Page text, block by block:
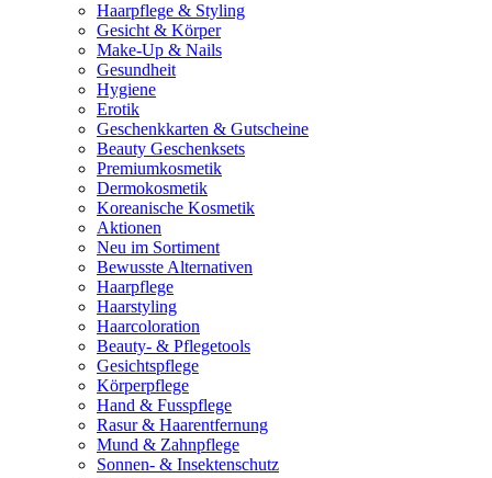
Haarpflege & Styling
Gesicht & Körper
Make-Up & Nails
Gesundheit
Hygiene
Erotik
Geschenkkarten & Gutscheine
Beauty Geschenksets
Premiumkosmetik
Dermokosmetik
Koreanische Kosmetik
Aktionen
Neu im Sortiment
Bewusste Alternativen
Haarpflege
Haarstyling
Haarcoloration
Beauty- & Pflegetools
Gesichtspflege
Körperpflege
Hand & Fusspflege
Rasur & Haarentfernung
Mund & Zahnpflege
Sonnen- & Insektenschutz